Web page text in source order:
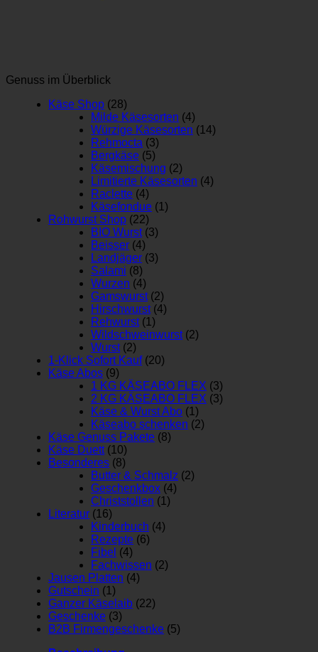
Genuss im Überblick
Käse Shop (28)
Milde Käsesorten (4)
Würzige Käsesorten (14)
Rehmocta (3)
Bergkäse (5)
Käsemischung (2)
Limitierte Käsesorten (4)
Raclette (4)
Käsefondue (1)
Rohwurst Shop (22)
BIO Wurst (3)
Beisser (4)
Landjäger (3)
Salami (8)
Wurzen (4)
Gamswurst (2)
Hirschwurst (4)
Rehwurst (1)
Wildschweinwurst (2)
Wurst (2)
1-Klick Sofort Kauf (20)
Käse Abos (9)
1 KG KÄSEABO FLEX (3)
2 KG KÄSEABO FLEX (3)
Käse & Wurst Abo (1)
Käseabo schenken (2)
Käse Genuss Pakete (8)
Käse Duett (10)
Besonderes (8)
Butter & Schmalz (2)
Geschenkbox (4)
Christstollen (1)
Literatur (16)
Kinderbuch (4)
Rezepte (6)
Fibel (4)
Fachwissen (2)
Jausen Platten (4)
Gutschein (1)
Ganzer Käselaib (22)
Geschenke (3)
B2B Firmengeschenke (5)